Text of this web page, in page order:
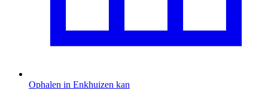
Ophalen in Enkhuizen kan